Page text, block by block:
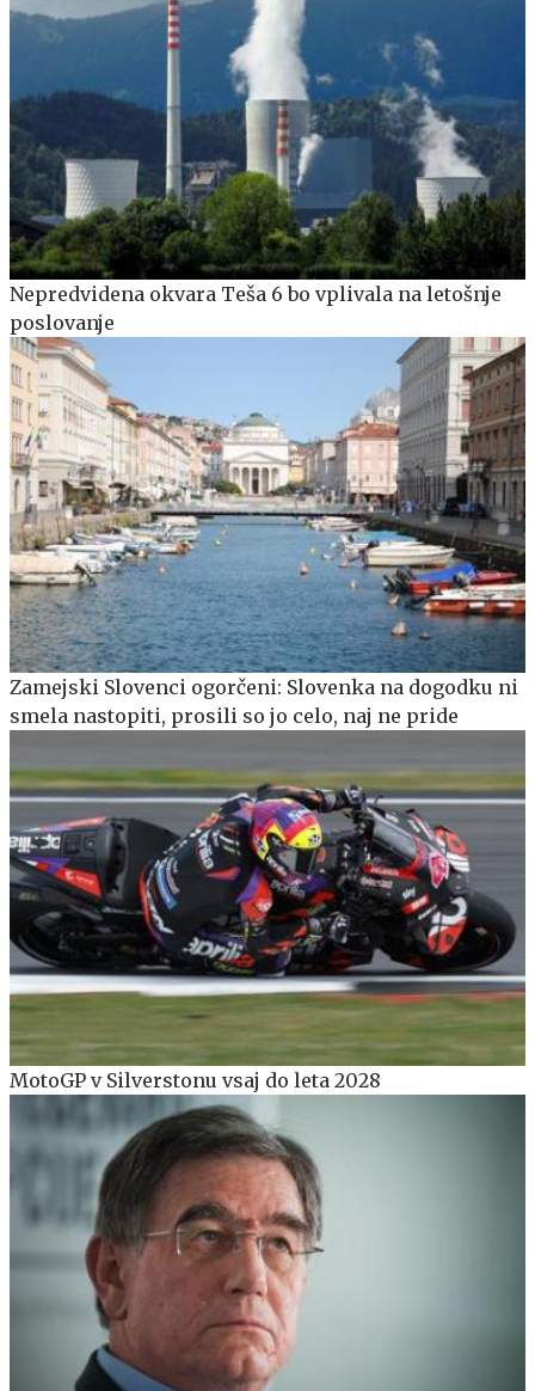
Nepredvidena okvara Teša 6 bo vplivala na letošnje
poslovanje
Zamejski Slovenci ogorčeni: Slovenka na dogodku ni
smela nastopiti, prosili so jo celo, naj ne pride
MotoGP v Silverstonu vsaj do leta 2028